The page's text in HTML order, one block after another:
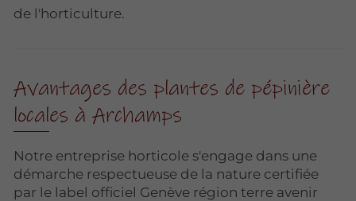
de l'horticulture.
Avantages des plantes de pépinière
locales à Archamps
Notre entreprise horticole s'engage dans une
démarche respectueuse de la nature certifiée
par le label officiel Genève région terre avenir